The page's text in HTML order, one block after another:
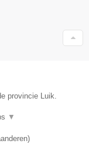
provincie Luik.
▼
)